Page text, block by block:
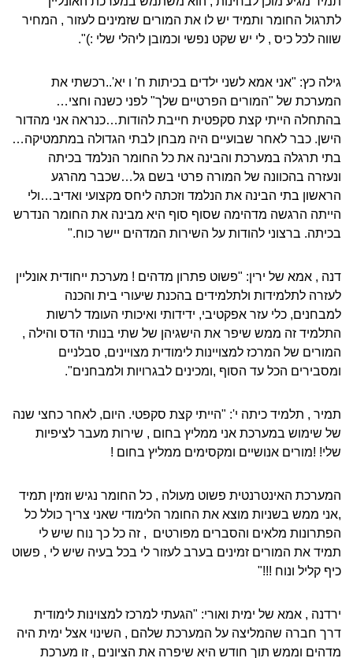
לתרגול החומר ותמיד יש לו את המורים שזמינים לעזור , המחיר
שווה לכל כיס , לי יש שקט נפשי וכמובן ליהלי שלי :)".
גילה כץ: "אני אמא לשני ילדים בכיתות ח' ו יא'..רכשתי את
המערכת של "המורים הפרטיים שלך" לפני כשנה וחצי…
בהתחלה הייתי קצת סקפטית חייבת להודות…כנראה אני מהדור
הישן. כבר לאחר שבועיים היה מבחן לבתי הגדולה במתמטיקה…
בתי תרגלה במערכת והבינה את כל החומר הנלמד בכיתה
ונעזרה בהכוונה של המורה פרטי בשם גל…שכבר מהרגע
הראשון בתי הבינה את הנלמד וזכתה ליחס מקצועי ואדיב…ולי
הייתה הרגשה מדהימה שסוף סוף היא מבינה את החומר הנדרש
בכיתה. ברצוני להודות על השירות המדהים יישר כוח."
דנה , אמא של ירין: "פשוט פתרון מדהים ! מערכת ייחודית אונליין
לעזרה לתלמידות ולתלמידים בהכנת שיעורי בית והכנה
למבחנים, כלי עזר אפקטיבי, ידידותי ואיכותי העומד לרשות
התלמיד זה ממש שיפר את הישגיהן של שתי בנותי הדס והילה ,
המורים של המרכז למצויינות לימודית מצויינים, סבלניים
ומסבירים הכל עד הסוף ,ומכינים לבגרויות ולמבחנים".
תמיר , תלמיד כיתה י': "הייתי קצת סקפטי. היום, לאחר כחצי שנה
של שימוש במערכת אני ממליץ בחום , שירות מעבר לציפיות
שלי! !מורים אנושיים ומקסימים ממליץ בחום !
המערכת האינטרנטית פשוט מעולה , כל החומר נגיש וזמין תמיד
,אני ממש בשניות מוצא את החומר הלימודי שאני צריך כולל כל
הפתרונות מלאים והסברים מפורטים , זה כל כך נוח שיש לי
תמיד את המורים זמינים בערב לעזור לי בכל בעיה שיש לי , פשוט
כיף קליל ונוח !!!"
ירדנה , אמא של ימית ואורי: "הגעתי למרכז למצוינות לימודית
דרך חברה שהמליצה על המערכת שלהם , השינוי אצל ימית היה
מדהים וממש תוך חודש היא שיפרה את הציונים , זו מערכת